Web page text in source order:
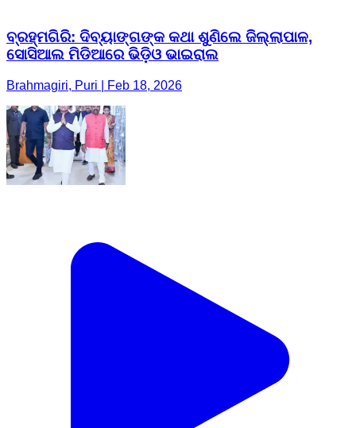
ବ୍ରହ୍ମଗିରି: ଦିବ୍ୟାଙ୍ଗଙ୍କ କଥା ଶୁଣିଲେ ଜିଲ୍ଲାପାଳ,
ସୋସିଆଲ ମିଡିଆରେ ଭିଡ଼ିଓ ଭାଇରାଲ
Brahmagiri, Puri | Feb 18, 2026